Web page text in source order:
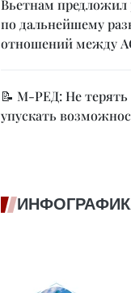
Вьетнам предложил
по дальнейшему
отношений между
📝 М-РЕД: Не
упускать